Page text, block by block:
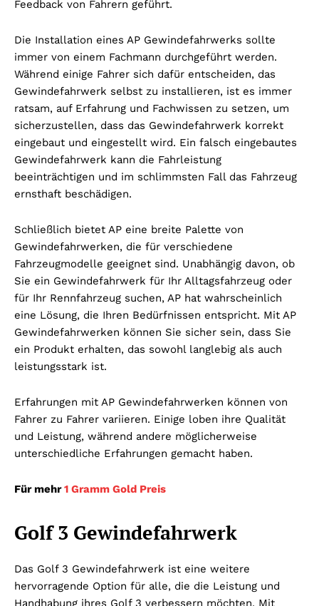
Feedback von Fahrern geführt.
Die Installation eines AP Gewindefahrwerks sollte
immer von einem Fachmann durchgeführt werden.
Während einige Fahrer sich dafür entscheiden, das
Gewindefahrwerk selbst zu installieren, ist es immer
ratsam, auf Erfahrung und Fachwissen zu setzen, um
sicherzustellen, dass das Gewindefahrwerk korrekt
eingebaut und eingestellt wird. Ein falsch eingebautes
Gewindefahrwerk kann die Fahrleistung
beeinträchtigen und im schlimmsten Fall das Fahrzeug
ernsthaft beschädigen.
Schließlich bietet AP eine breite Palette von
Gewindefahrwerken, die für verschiedene
Fahrzeugmodelle geeignet sind. Unabhängig davon, ob
Sie ein Gewindefahrwerk für Ihr Alltagsfahrzeug oder
für Ihr Rennfahrzeug suchen, AP hat wahrscheinlich
eine Lösung, die Ihren Bedürfnissen entspricht. Mit AP
Gewindefahrwerken können Sie sicher sein, dass Sie
ein Produkt erhalten, das sowohl langlebig als auch
leistungsstark ist.
Erfahrungen mit AP Gewindefahrwerken können von
Fahrer zu Fahrer variieren. Einige loben ihre Qualität
und Leistung, während andere möglicherweise
unterschiedliche Erfahrungen gemacht haben.
Für mehr1 Gramm Gold Preis
Golf 3 Gewindefahrwerk
Das Golf 3 Gewindefahrwerk ist eine weitere
hervorragende Option für alle, die die Leistung und
Handhabung ihres Golf 3 verbessern möchten. Mit